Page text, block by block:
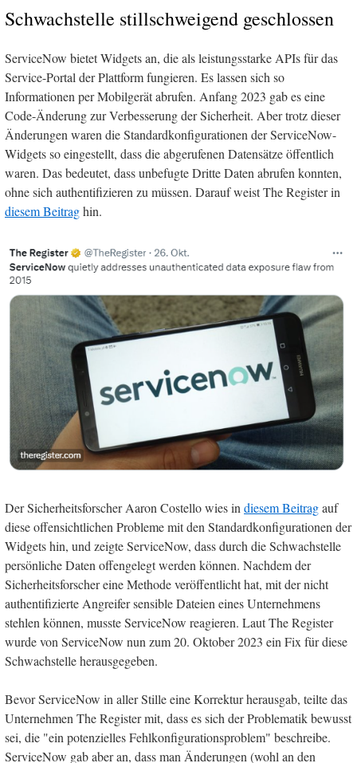
Schwachstelle stillschweigend geschlossen
ServiceNow bietet Widgets an, die als leistungsstarke APIs für das
Service-Portal der Plattform fungieren. Es lassen sich so
Informationen per Mobilgerät abrufen. Anfang 2023 gab es eine
Code-Änderung zur Verbesserung der Sicherheit. Aber trotz dieser
Änderungen waren die Standardkonfigurationen der ServiceNow-
Widgets so eingestellt, dass die abgerufenen Datensätze öffentlich
waren. Das bedeutet, dass unbefugte Dritte Daten abrufen konnten,
ohne sich authentifizieren zu müssen. Darauf weist The Register in
diesem Beitraghin.
Der Sicherheitsforscher Aaron Costello wies indiesem Beitragauf
diese offensichtlichen Probleme mit den Standardkonfigurationen der
Widgets hin, und zeigte ServiceNow, dass durch die Schwachstelle
persönliche Daten offengelegt werden können. Nachdem der
Sicherheitsforscher eine Methode veröffentlicht hat, mit der nicht
authentifizierte Angreifer sensible Dateien eines Unternehmens
stehlen können, musste ServiceNow reagieren. Laut The Register
wurde von ServiceNow nun zum 20. Oktober 2023 ein Fix für diese
Schwachstelle herausgegeben.
Bevor ServiceNow in aller Stille eine Korrektur herausgab, teilte das
Unternehmen The Register mit, dass es sich der Problematik bewusst
sei, die "ein potenzielles Fehlkonfigurationsproblem" beschreibe.
ServiceNow gab aber an, dass man Änderungen (wohl an den